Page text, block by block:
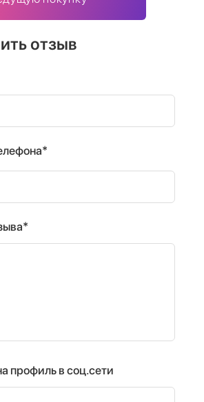
отзыв
профиль в соц.сети